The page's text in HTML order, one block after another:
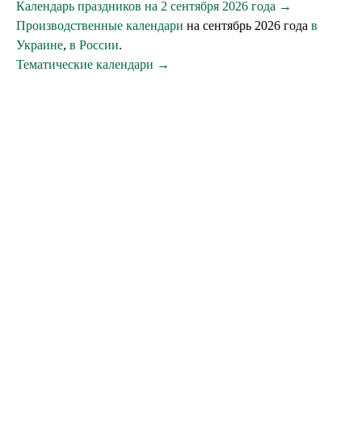
Календарь праздников на 2 сентября 2026 года →
Производственные календари на сентябрь 2026 года в
Украине, в России.
Тематические календари →